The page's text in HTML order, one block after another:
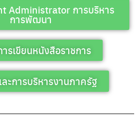
Administrator การบริหาร
การพัฒนา
รเขียนหนังสือราชการ
ะการบริหารงานภาครัฐ